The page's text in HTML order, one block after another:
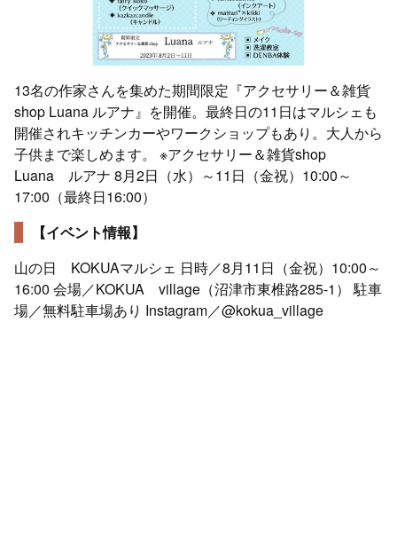
13名の作家さんを集めた期間限定『アクセサリー＆雑貨
shop Luana ルアナ』を開催。最終日の11日はマルシェも
開催されキッチンカーやワークショップもあり。大人から
子供まで楽しめます。 ※アクセサリー＆雑貨shop
Luana ルアナ 8月2日（水）～11日（金祝）10:00～
17:00（最終日16:00）
【イベント情報】
山の日 KOKUAマルシェ 日時／8月11日（金祝）10:00～
16:00 会場／KOKUA village（沼津市東椎路285-1） 駐車
場／無料駐車場あり Instagram／@kokua_village